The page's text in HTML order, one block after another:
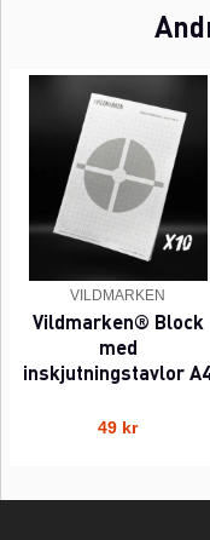
VILDMARKEN
Vildmarken® Block
med
inskjutningstavlor
49 kr